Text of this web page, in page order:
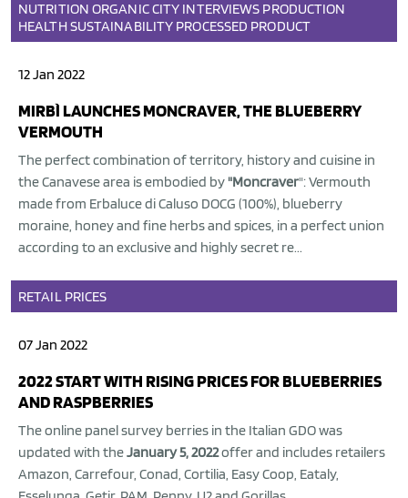
NUTRITION ORGANICCITY INTERVIEWS PRODUCTION
HEALTH SUSTAINABILITY PROCESSED PRODUCT
12 Jan 2022
MIRBÌ LAUNCHES MONCRAVER, THE BLUEBERRY
VERMOUTH
The perfect combination of territory, history and cuisine in
the Canavese area is embodied by"Moncraver": Vermouth
made from Erbaluce di Caluso DOCG (100%), blueberry
moraine, honey and fine herbs and spices, in a perfect union
according to an exclusive and highly secret re...
RETAIL PRICES
07 Jan 2022
2022 START WITH RISING PRICES FOR BLUEBERRIES
AND RASPBERRIES
The online panel survey berries in the Italian GDO was
updated with theJanuary 5, 2022offer and includes retailers
Amazon, Carrefour, Conad, Cortilia, Easy Coop, Eataly,